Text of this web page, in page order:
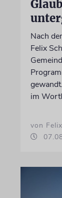
Nach
Felix
im
von